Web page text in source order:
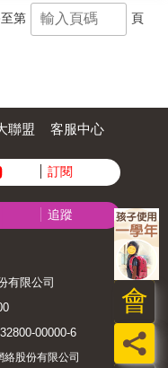
棋，這些看似日常的休閒
臺灣人與日本人的日常交
灣人的心境，並且在空間
日臺南作為文化觀光重
記也能讓我們看到一甲子
下文化人的心靈。 & 吳
初期，正是日本殖民統治
到壯年都是在日本殖民統
二次大戰一結束，迎向中
時所有「後殖民」的臺灣
興奮的心情，迎接另一個
走向「世界四強」的中華
與政治參與上，都可以看
；同樣的，從他生平所從
第 頁
員
會
聯盟 客服中心
訂閱
追蹤
有限公司
00000-6
股份有限公司